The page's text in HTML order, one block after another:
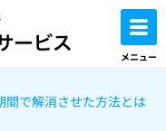
メニュー
間で解消させた方法とは